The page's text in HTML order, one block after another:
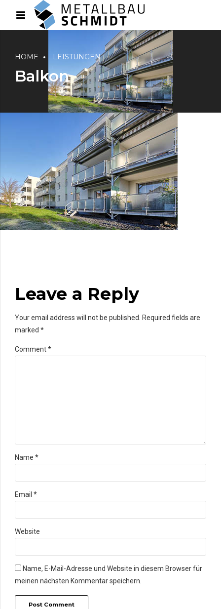
HOME LEISTUNGEN
Balkon
Leave a Reply
Your email address will not be published. Required fields are
marked *
Comment*
Name *
Email *
Website
Name, E-Mail-Adresse und Website in diesem Browser für
meinen nächsten Kommentar speichern.
Post Comment